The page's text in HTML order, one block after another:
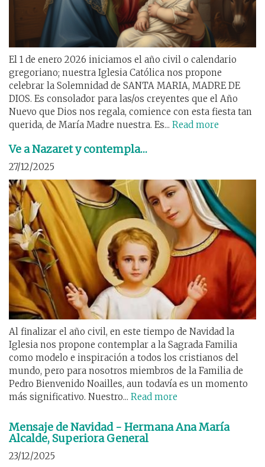
El 1 de enero 2026 iniciamos el año civil o calendario
gregoriano; nuestra Iglesia Católica nos propone
celebrar la Solemnidad de SANTA MARIA, MADRE DE
DIOS. Es consolador para las/os creyentes que el Año
Nuevo que Dios nos regala, comience con esta fiesta tan
querida, de María Madre nuestra. Es... Read more
Ve a Nazaret y contempla…
27/12/2025
Al finalizar el año civil, en este tiempo de Navidad la
Iglesia nos propone contemplar a la Sagrada Familia
como modelo e inspiración a todos los cristianos del
mundo, pero para nosotros miembros de la Familia de
Pedro Bienvenido Noailles, aun todavía es un momento
más significativo. Nuestro... Read more
Mensaje de Navidad - Hermana Ana María
Alcalde, Superiora General
23/12/2025